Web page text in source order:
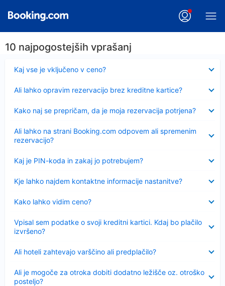
10 najpogostejših vprašanj
Kaj vse je vključeno v ceno?
Ali lahko opravim rezervacijo brez kreditne kartice?
Kako naj se prepričam, da je moja rezervacija potrjena?
Ali lahko na strani Booking.com odpovem ali spremenim
rezervacijo?
Kaj je PIN-koda in zakaj jo potrebujem?
Kje lahko najdem kontaktne informacije nastanitve?
Kako lahko vidim ceno?
Vpisal sem podatke o svoji kreditni kartici. Kdaj bo plačilo
izvršeno?
Ali hoteli zahtevajo varščino ali predplačilo?
Ali je mogoče za otroka dobiti dodatno ležišče oz. otroško
posteljo?